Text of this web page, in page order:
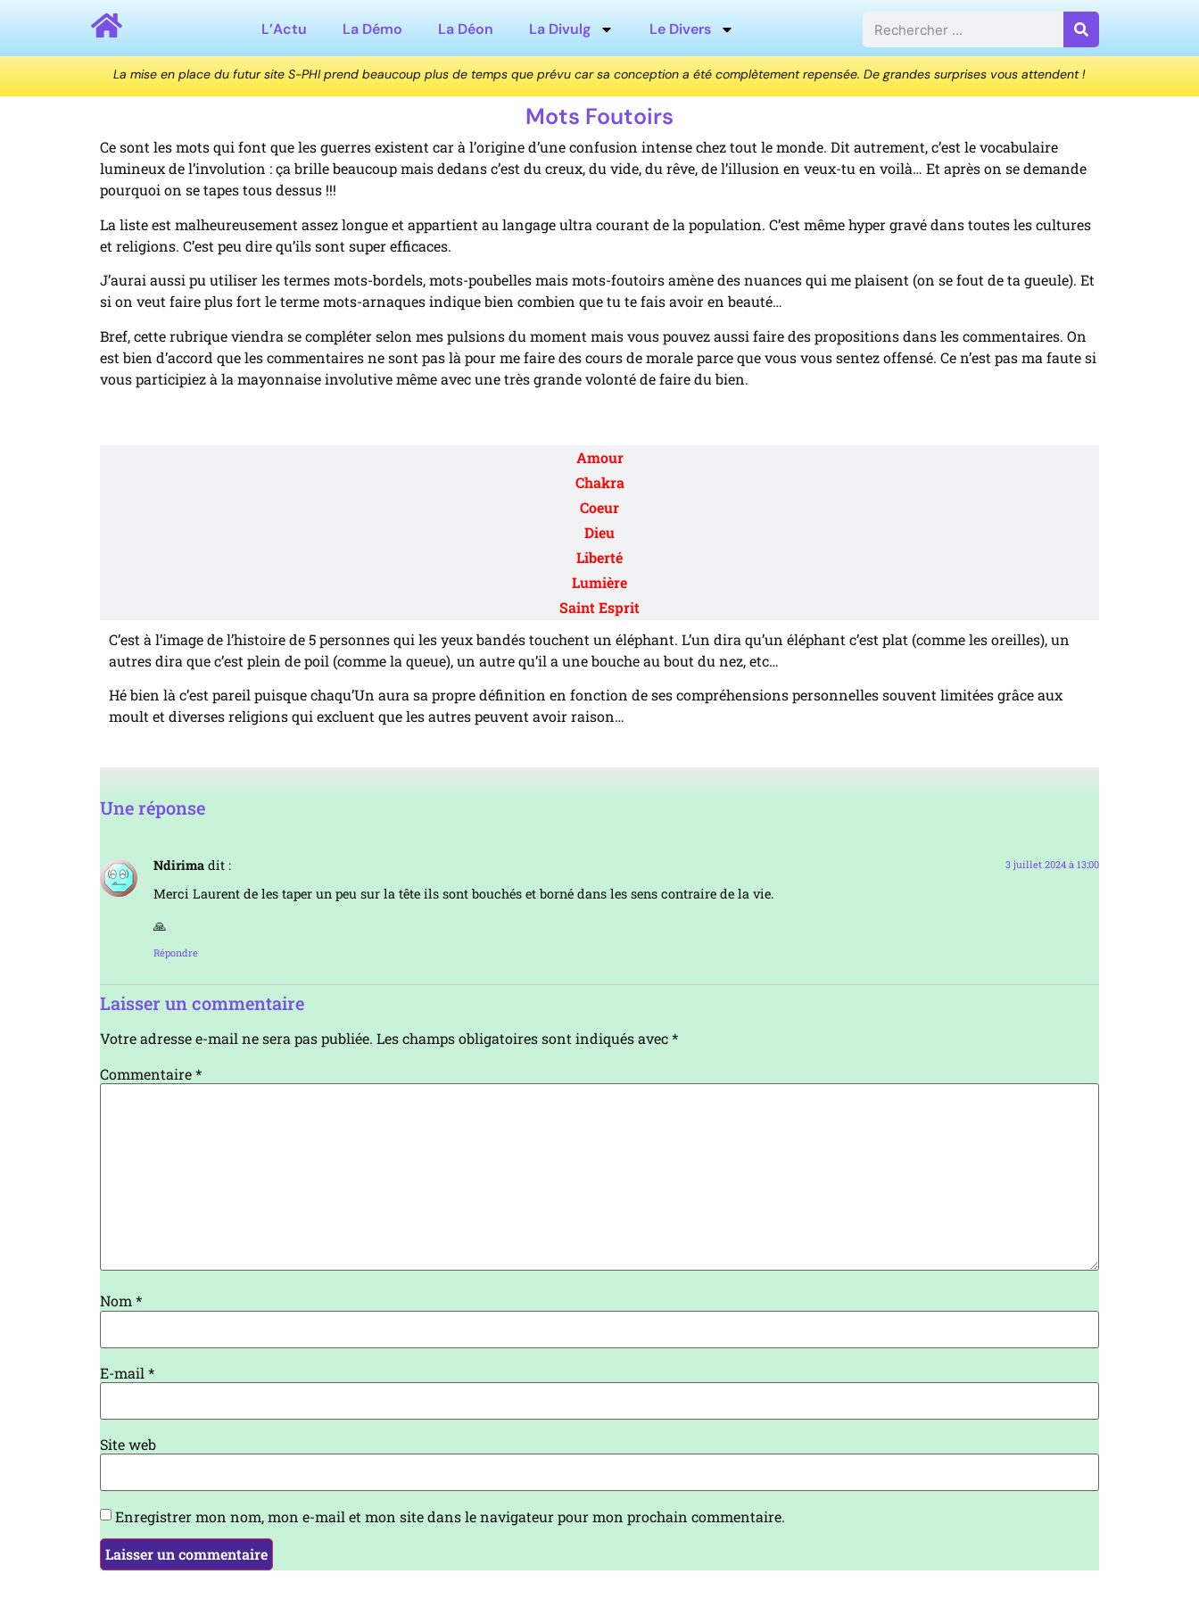
L’Actu La Démo La Déon La Divulg Le Divers
La mise en place du futur site S-PHI prend beaucoup plus de temps que prévu car sa conception a été complètement repensée. De grandes surprises vous attendent !
Mots Foutoirs
Ce sont les mots qui font que les guerres existent car à l’origine d’une confusion intense chez tout le monde. Dit autrement, c’est le vocabulaire
lumineux de l’involution : ça brille beaucoup mais dedans c’est du creux, du vide, du rêve, de l’illusion en veux-tu en voilà… Et après on se demande
pourquoi on se tapes tous dessus !!!
La liste est malheureusement assez longue et appartient au langage ultra courant de la population. C’est même hyper gravé dans toutes les cultures
et religions. C’est peu dire qu’ils sont super efficaces.
J’aurai aussi pu utiliser les termes mots-bordels, mots-poubelles mais mots-foutoirs amène des nuances qui me plaisent (on se fout de ta gueule). Et
si on veut faire plus fort le terme mots-arnaques indique bien combien que tu te fais avoir en beauté…
Bref, cette rubrique viendra se compléter selon mes pulsions du moment mais vous pouvez aussi faire des propositions dans les commentaires. On
est bien d’accord que les commentaires ne sont pas là pour me faire des cours de morale parce que vous vous sentez offensé. Ce n’est pas ma faute si
vous participiez à la mayonnaise involutive même avec une très grande volonté de faire du bien.
Amour
Chakra
Coeur
Dieu
Liberté
Lumière
Saint Esprit
C’est à l’image de l’histoire de 5 personnes qui les yeux bandés touchent un éléphant. L’un dira qu’un éléphant c’est plat (comme les oreilles), un
autres dira que c’est plein de poil (comme la queue), un autre qu’il a une bouche au bout du nez, etc…
Hé bien là c’est pareil puisque chaqu’Un aura sa propre définition en fonction de ses compréhensions personnelles souvent limitées grâce aux
moult et diverses religions qui excluent que les autres peuvent avoir raison…
Une réponse
Ndirima dit : 3 juillet 2024 à 13:00
Merci Laurent de les taper un peu sur la tête ils sont bouchés et borné dans les sens contraire de la vie.
🙏
Répondre
Laisser un commentaire
Votre adresse e-mail ne sera pas publiée. Les champs obligatoires sont indiqués avec*
Commentaire*
Nom*
E-mail *
Site web
Enregistrer mon nom, mon e-mail et mon site dans le navigateur pour mon prochain commentaire.